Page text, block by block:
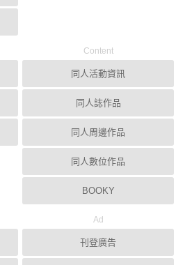
Content
同人活動資訊
同人誌作品
同人周邊作品
同人數位作品
BOOKY
Ad
刊登廣告